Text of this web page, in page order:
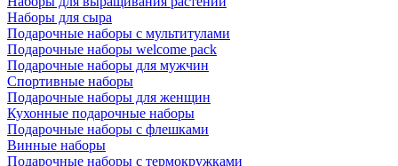
Наборы для сыра
Подарочные наборы с мультитулами
Подарочные наборы welcome pack
Подарочные наборы для мужчин
Спортивные наборы
Подарочные наборы для женщин
Кухонные подарочные наборы
Подарочные наборы с флешками
Винные наборы
Подарочные наборы с термокружками